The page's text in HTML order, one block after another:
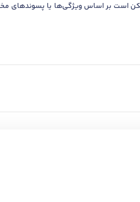
است بر اساس ویژگی‌ها یا پسوندهای